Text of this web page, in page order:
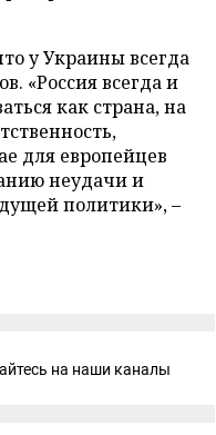
у Украины всегда
«Россия всегда и
как страна, на
для европейцев
неудачи и
политики», –
на наши каналы